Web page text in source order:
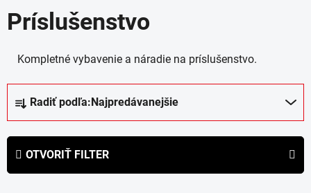
Príslušenstvo
Kompletné vybavenie a náradie na príslušenstvo.
Radiť podľa: Najpredávanejšie
OTVORIŤ FILTER